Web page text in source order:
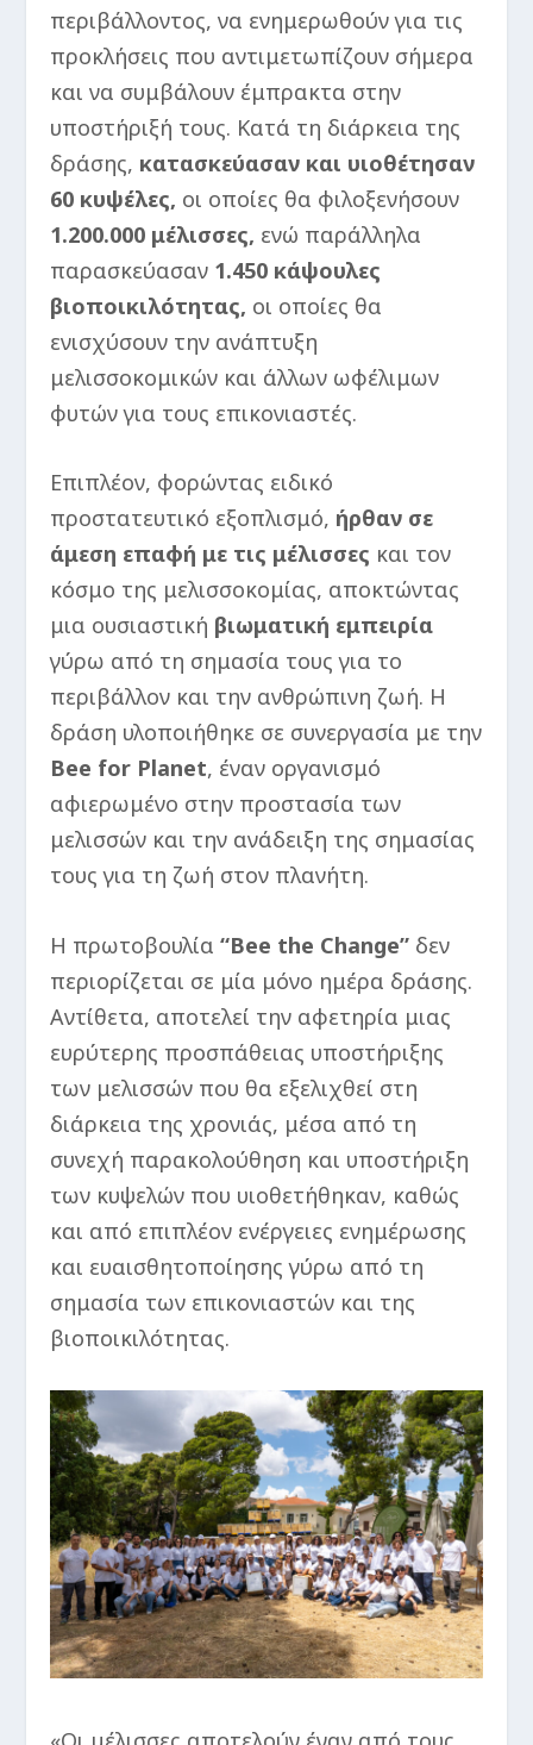
περιβάλλοντος, να ενημερωθούν για τις
προκλήσεις που αντιμετωπίζουν σήμερα
και να συμβάλουν έμπρακτα στην
υποστήριξή τους. Κατά τη διάρκεια της
δράσης, κατασκεύασαν και υιοθέτησαν
60 κυψέλες, οι οποίες θα φιλοξενήσουν
1.200.000 μέλισσες, ενώ παράλληλα
παρασκεύασαν 1.450 κάψουλες
βιοποικιλότητας, οι οποίες θα
ενισχύσουν την ανάπτυξη
μελισσοκομικών και άλλων ωφέλιμων
φυτών για τους επικονιαστές.
Επιπλέον, φορώντας ειδικό
προστατευτικό εξοπλισμό, ήρθαν σε
άμεση επαφή με τις μέλισσες και τον
κόσμο της μελισσοκομίας, αποκτώντας
μια ουσιαστική βιωματική εμπειρία
γύρω από τη σημασία τους για το
περιβάλλον και την ανθρώπινη ζωή. Η
δράση υλοποιήθηκε σε συνεργασία με την
Bee for Planet, έναν οργανισμό
αφιερωμένο στην προστασία των
μελισσών και την ανάδειξη της σημασίας
τους για τη ζωή στον πλανήτη.
Η πρωτοβουλία“Bee the Change” δεν
περιορίζεται σε μία μόνο ημέρα δράσης.
Αντίθετα, αποτελεί την αφετηρία μιας
ευρύτερης προσπάθειας υποστήριξης
των μελισσών που θα εξελιχθεί στη
διάρκεια της χρονιάς, μέσα από τη
συνεχή παρακολούθηση και υποστήριξη
των κυψελών που υιοθετήθηκαν, καθώς
και από επιπλέον ενέργειες ενημέρωσης
και ευαισθητοποίησης γύρω από τη
σημασία των επικονιαστών και της
βιοποικιλότητας.